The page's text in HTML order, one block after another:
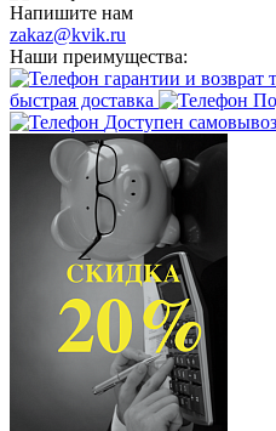
Напишите нам
zakaz@kvik.ru
Наши преимущества:
гарантии и возврат
быстрая доставка
Доступен самовывоз